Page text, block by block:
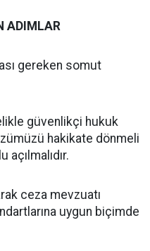
ADIMLAR
gereken somut
güvenlikçi hukuk
hakikate dönmeli
ceza mevzuatı
uygun biçimde